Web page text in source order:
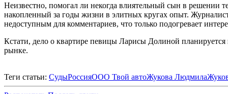
Неизвестно, помогал ли некогда влиятельный сын в решении
накопленный за годы жизни в элитных кругах опыт.
недоступным для комментариев, что только подогревает
Кстати, дело о квартире певицы Ларисы Долиной планируется
рынке.
Теги статьи: СудыРоссияООО Твой автоЖукова Людмила